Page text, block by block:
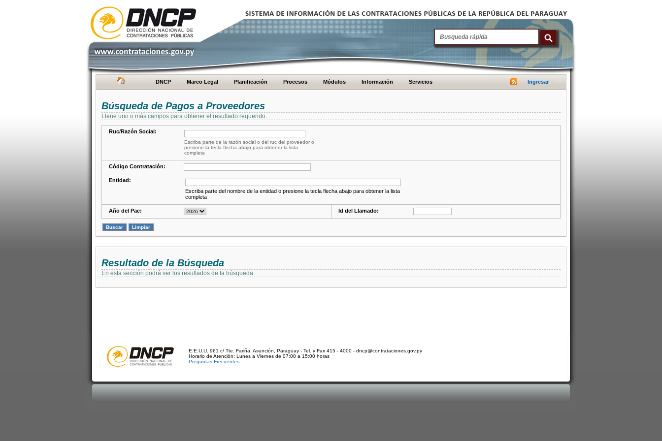
DNCP Marco Legal Planificación Procesos Módulos Información Servicios Ingresar
Búsqueda de Pagos a Proveedores
Llene uno o más campos para obtener el resultado requerido.
Ruc/Razón Social:
Escriba parte de la razón social o del ruc del proveedor o
presione la tecla flecha abajo para obtener la lista
completa
Código Contratación:
Entidad:
Escriba parte del nombre de la entidad o presione la tecla flecha abajo para obtener la lista
completa
Año del Pac: Id del Llamado:
Resultado de la Búsqueda
En esta sección podrá ver los resultados de la búsqueda.
E.E.U.U. 961 c/ Tte. Fariña. Asunción, Paraguay - Tel. y Fax 415 - 4000 - dncp@contrataciones.gov.py
Horario de Atención: Lunes a Viernes de 07:00 a 15:00 horas
Preguntas Frecuentes